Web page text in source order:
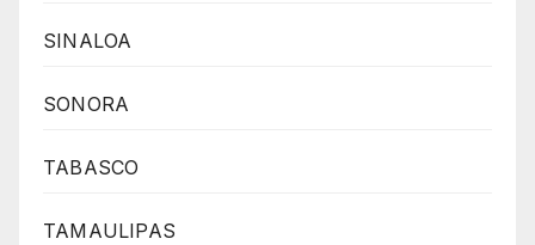
SINALOA
SONORA
TABASCO
TAMAULIPAS